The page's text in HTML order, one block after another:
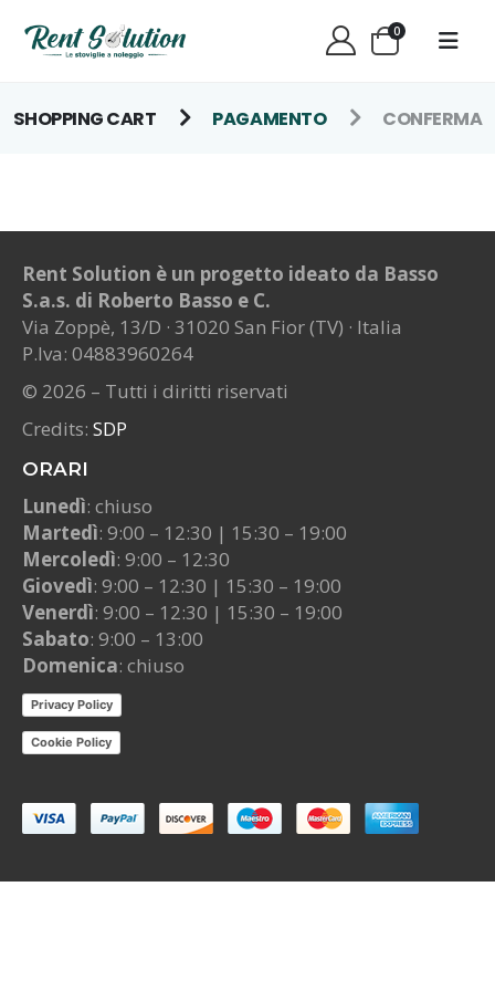
0
SHOPPING CART PAGAMENTO CONFERMA
Rent Solution è un progetto ideato da Basso
S.a.s. di Roberto Basso e C.
Via Zoppè, 13/D · 31020 San Fior (TV) · Italia
P.Iva: 04883960264
© 2026 – Tutti i diritti riservati
Credits: SDP
ORARI
Lunedì: chiuso
Martedì: 9:00 – 12:30 | 15:30 – 19:00
Mercoledì: 9:00 – 12:30
Giovedì: 9:00 – 12:30 | 15:30 – 19:00
Venerdì: 9:00 – 12:30 | 15:30 – 19:00
Sabato: 9:00 – 13:00
Domenica: chiuso
Privacy Policy
Cookie Policy